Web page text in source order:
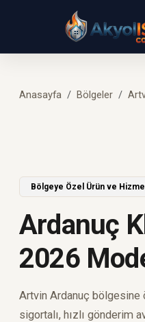
Anasayfa Bölgeler
Bölgeye Özel Ürün ve
Ardanuç
2026
Artvin Ardanuç bölgesine
sigortalı, hızlı gönderim